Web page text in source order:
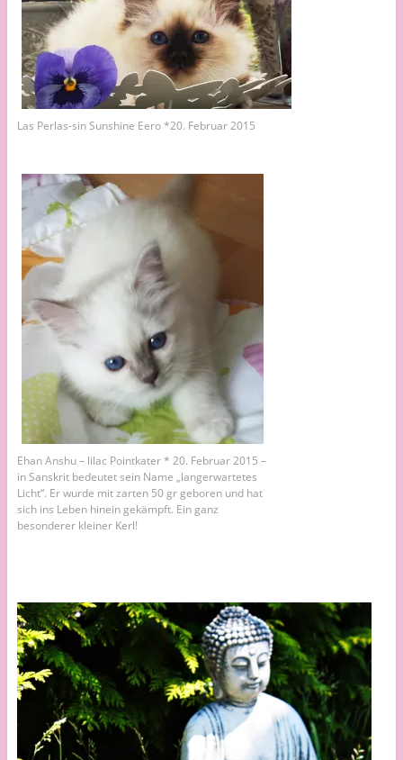
Las Perlas-sin Sunshine Eero *20. Februar 2015
Ehan Anshu – lilac Pointkater * 20. Februar 2015 –
in Sanskrit bedeutet sein Name „langerwartetes
Licht“. Er wurde mit zarten 50 gr geboren und hat
sich ins Leben hinein gekämpft. Ein ganz
besonderer kleiner Kerl!